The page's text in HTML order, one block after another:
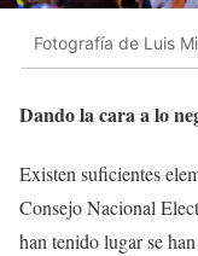
Fotografía de Luis
Dando la cara a lo
Existen suficientes
Consejo Nacional
han tenido lugar se